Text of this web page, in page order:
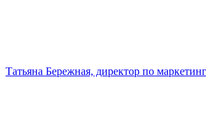
Татьяна Бережная, директор по